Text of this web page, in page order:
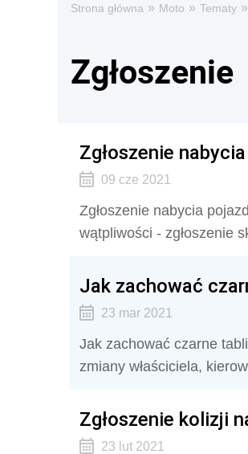
Strona główna » Moto » Tematy »
Zgłoszenie
Zgłoszenie
09 cze 2021
Zgłoszenie nabycia
wątpliwości - zgłoszenie
Jak zachować
23 mar 2021
Jak zachować czarne
zmiany właściciela,
Zgłoszenie kolizji
23 lut 2021